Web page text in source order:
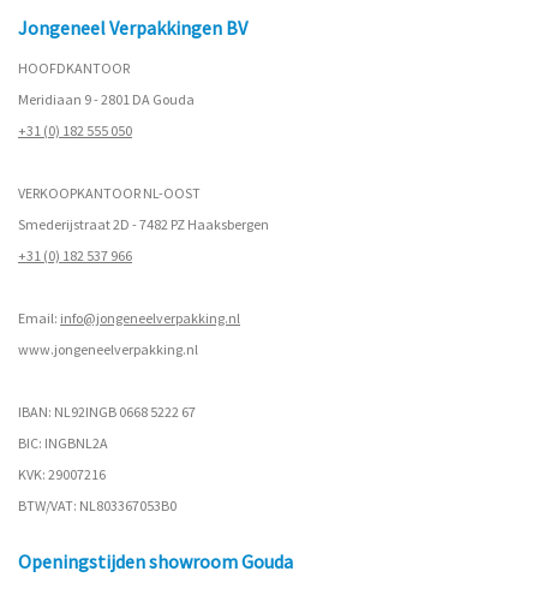
Jongeneel Verpakkingen BV
HOOFDKANTOOR
Meridiaan 9 - 2801 DA Gouda
+31 (0) 182 555 050
VERKOOPKANTOOR NL-OOST
Smederijstraat 2D - 7482 PZ Haaksbergen
+31 (0) 182 537 966
Email: info@jongeneelverpakking.nl
www.jongeneelverpakking.nl
IBAN: NL92INGB 0668 5222 67
BIC: INGBNL2A
KVK: 29007216
BTW/VAT: NL803367053B0
Openingstijden showroom Gouda